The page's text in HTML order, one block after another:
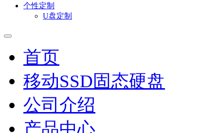
个性定制
U盘定制
首页
移动SSD固态硬盘
公司介绍
产品中心